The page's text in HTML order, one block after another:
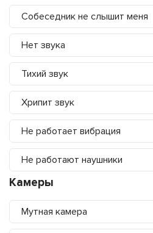
Собеседник не слышит меня
Нет звука
Тихий звук
Хрипит звук
Не работает вибрация
Не работают наушники
Камеры
Мутная камера